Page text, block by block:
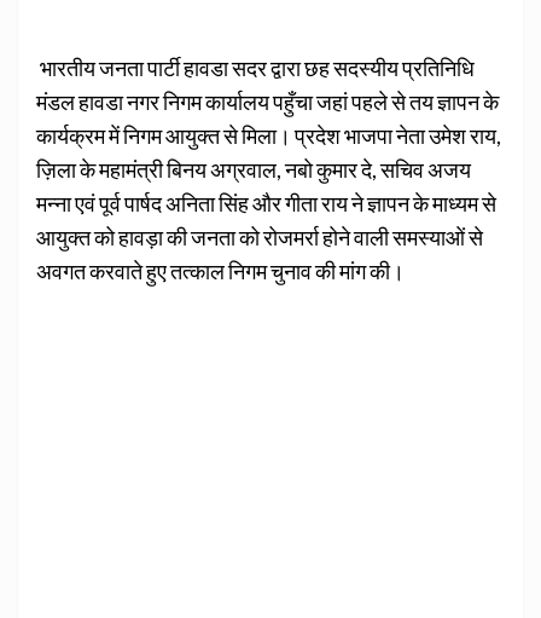
भारतीय जनता पार्टी हावडा सदर द्वारा छह सदस्यीय प्रतिनिधि
मंडल हावडा नगर निगम कार्यालय पहुँचा जहां पहले से तय ज्ञापन के
कार्यक्रम में निगम आयुक्त से मिला। प्रदेश भाजपा नेता उमेश राय,
ज़िला के महामंत्री बिनय अग्रवाल, नबो कुमार दे, सचिव अजय
मन्ना एवं पूर्व पार्षद अनिता सिंह और गीता राय ने ज्ञापन के माध्यम से
आयुक्त को हावड़ा की जनता को रोजमर्रा होने वाली समस्याओं से
अवगत करवाते हुए तत्काल निगम चुनाव की मांग की।